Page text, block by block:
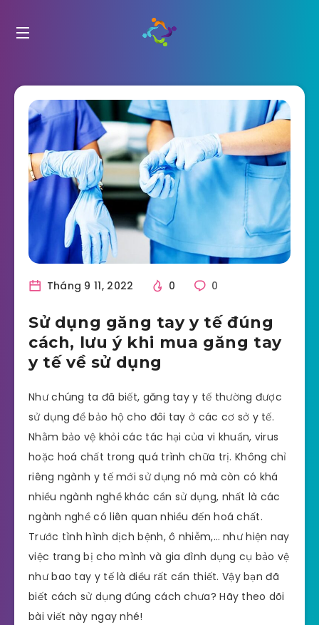
Tháng 9 11, 2022 0 0
Sử dụng găng tay y tế đúng
cách, lưu ý khi mua găng tay
y tế về sử dụng
Như chúng ta đã biết, găng tay y tế thường được
sử dụng để bảo hộ cho đôi tay ở các cơ sở y tế.
Nhằm bảo vệ khỏi các tác hại của vi khuẩn, virus
hoặc hoá chất trong quá trình chữa trị. Không chỉ
riêng ngành y tế mới sử dụng nó mà còn có khá
nhiều ngành nghề khác cần sử dụng, nhất là các
ngành nghề có liên quan nhiều đến hoá chất.
Trước tình hình dịch bệnh, ô nhiễm,… như hiện nay
việc trang bị cho mình và gia đình dụng cụ bảo vệ
như bao tay y tế là điều rất cần thiết. Vậy bạn đã
biết cách sử dụng đúng cách chưa? Hãy theo dõi
bài viết này ngay nhé!